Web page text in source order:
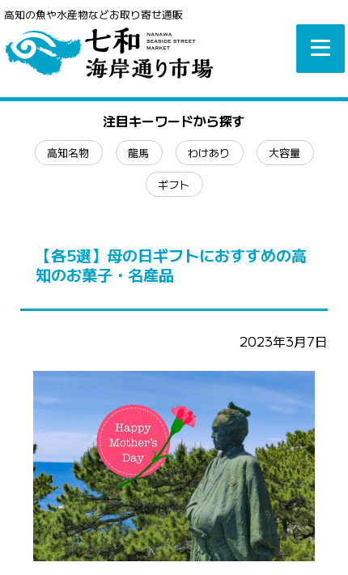
高知の魚や水産物などお取り寄せ通販
注目キーワードから探す
高知名物 龍馬 わけあり 大容量
ギフト
【各5選】母の日ギフトにおすすめの高
知のお菓子・名産品
2023年3月7日